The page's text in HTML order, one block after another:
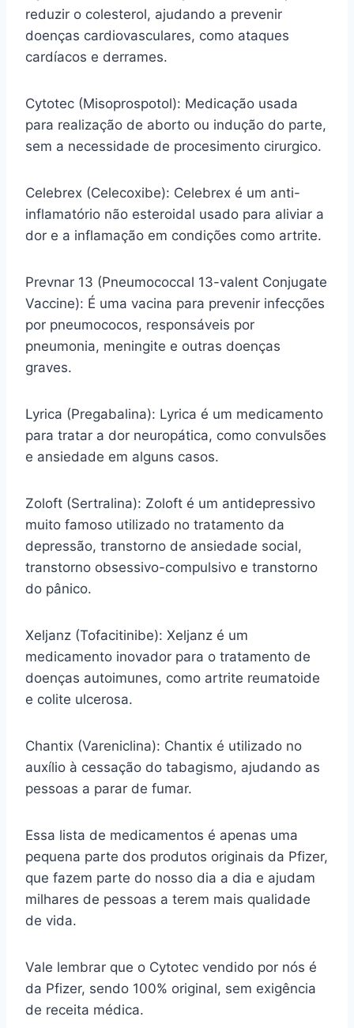
reduzir o colesterol, ajudando a prevenir
doenças cardiovasculares, como ataques
cardíacos e derrames.
Cytotec (Misoprospotol): Medicação usada
para realização de aborto ou indução do parte,
sem a necessidade de procesimento cirurgico.
Celebrex (Celecoxibe): Celebrex é um anti-
inflamatório não esteroidal usado para aliviar a
dor e a inflamação em condições como artrite.
Prevnar 13 (Pneumococcal 13-valent Conjugate
Vaccine): É uma vacina para prevenir infecções
por pneumococos, responsáveis por
pneumonia, meningite e outras doenças
graves.
Lyrica (Pregabalina): Lyrica é um medicamento
para tratar a dor neuropática, como convulsões
e ansiedade em alguns casos.
Zoloft (Sertralina): Zoloft é um antidepressivo
muito famoso utilizado no tratamento da
depressão, transtorno de ansiedade social,
transtorno obsessivo-compulsivo e transtorno
do pânico.
Xeljanz (Tofacitinibe): Xeljanz é um
medicamento inovador para o tratamento de
doenças autoimunes, como artrite reumatoide
e colite ulcerosa.
Chantix (Vareniclina): Chantix é utilizado no
auxílio à cessação do tabagismo, ajudando as
pessoas a parar de fumar.
Essa lista de medicamentos é apenas uma
pequena parte dos produtos originais da Pfizer,
que fazem parte do nosso dia a dia e ajudam
milhares de pessoas a terem mais qualidade
de vida.
Vale lembrar que o Cytotec vendido por nós é
da Pfizer, sendo 100% original, sem exigência
de receita médica.